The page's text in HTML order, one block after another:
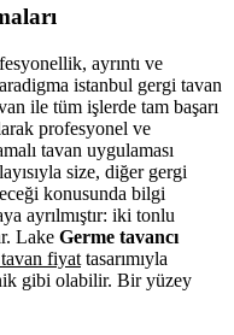
ayrıntı ve
istanbul gergi tavan
ile tüm işlerde tam başarı
profesyonel ve
tavan uygulaması
size, diğer gergi
konusunda bilgi
ayrılmıştır: iki tonlu
Lake Germe tavancı
fiyat tasarımıyla
gibi olabilir. Bir yüzey